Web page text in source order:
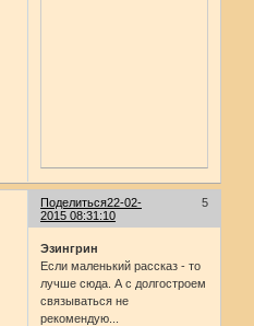
Поделиться 5
22-02-
2015 08:31:10
Эзингрин
Если маленький рассказ - то
лучше сюда. А с долгостроем
связываться не
рекомендую...